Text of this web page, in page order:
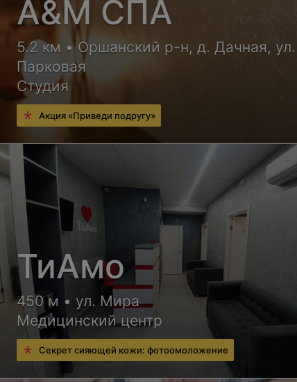
А&М СПА
5.2 км • Оршанский р-н, д. Дачная, ул.
Парковая
Студия
Акция «Приведи подругу»
ТиАмо
450 м • ул. Мира
Медицинский центр
Секрет сияющей кожи: фотоомоложение